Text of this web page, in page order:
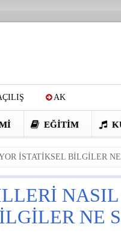
AK
GÖRÜNCE
YAYLA ŞENLİĞİ
EĞITIM
İSTATİKSEL BİLGİLER
NE